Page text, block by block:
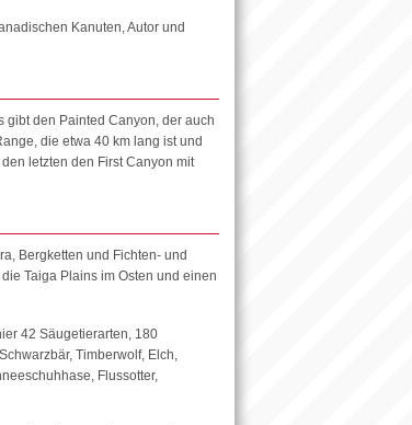
Kanuten, Autor und
gibt den Painted Canyon, der auch
die etwa 40 km lang ist und
letzten den First Canyon mit
Bergketten und Fichten- und
Taiga Plains im Osten und einen
42 Säugetierarten, 180
Timberwolf, Elch,
Flussotter,